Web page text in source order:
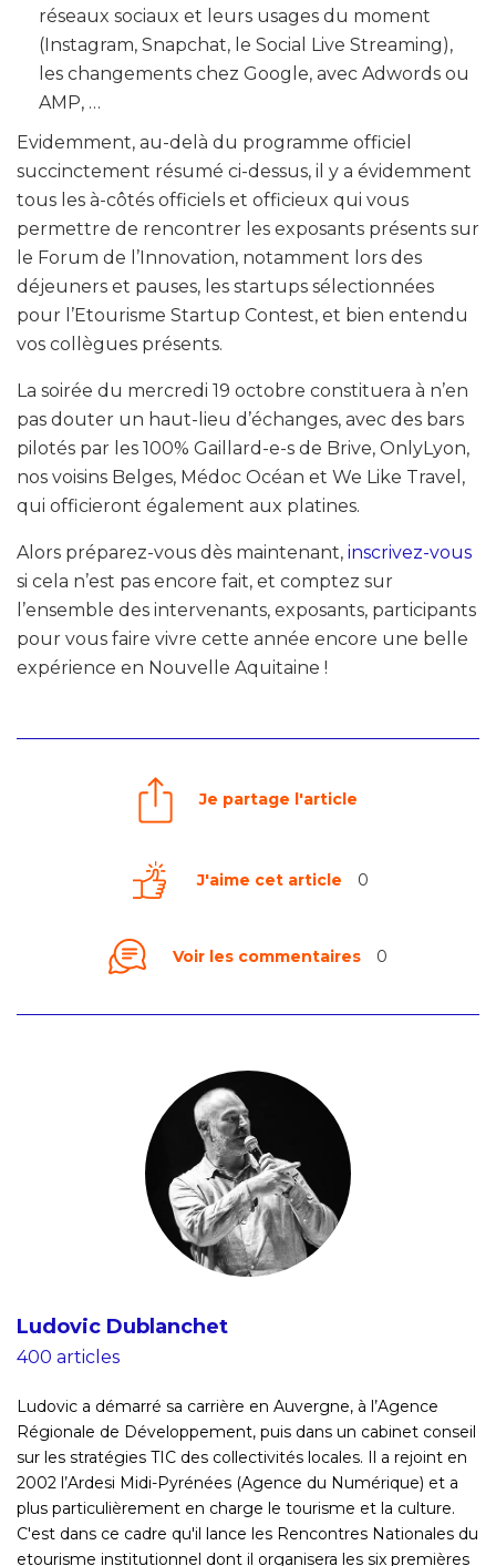
réseaux sociaux et leurs usages du moment
(Instagram, Snapchat, le Social Live Streaming),
les changements chez Google, avec Adwords ou
AMP, …
Evidemment, au-delà du programme officiel
succinctement résumé ci-dessus, il y a évidemment
tous les à-côtés officiels et officieux qui vous
permettre de rencontrer les exposants présents sur
le Forum de l’Innovation, notamment lors des
déjeuners et pauses, les startups sélectionnées
pour l’Etourisme Startup Contest, et bien entendu
vos collègues présents.
La soirée du mercredi 19 octobre constituera à n’en
pas douter un haut-lieu d’échanges, avec des bars
pilotés par les 100% Gaillard-e-s de Brive, OnlyLyon,
nos voisins Belges, Médoc Océan et We Like Travel,
qui officieront également aux platines.
Alors préparez-vous dès maintenant, inscrivez-vous
si cela n’est pas encore fait, et comptez sur
l’ensemble des intervenants, exposants, participants
pour vous faire vivre cette année encore une belle
expérience en Nouvelle Aquitaine !
Je partage l'article
J'aime cet article 0
Voir les commentaires 0
Ludovic Dublanchet
400 articles
Ludovic a démarré sa carrière en Auvergne, à l’Agence
Régionale de Développement, puis dans un cabinet conseil
sur les stratégies TIC des collectivités locales. Il a rejoint en
2002 l’Ardesi Midi-Pyrénées (Agence du Numérique) et a
plus particulièrement en charge le tourisme et la culture.
C'est dans ce cadre qu'il lance les Rencontres Nationales du
etourisme institutionnel dont il organisera les six premières